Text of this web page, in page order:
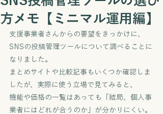
方メモ【ミニマル運用編】
支援事業者さんからの要望をきっかけに、
SNSの投稿管理ツールについて調べることに
なりました。
まとめサイトや比較記事もいくつか確認しま
したが、実際に使う立場で見てみると、
機能や価格の一覧はあっても「結局、個人事
業者にはどれが合うのか」が分かりにくい。